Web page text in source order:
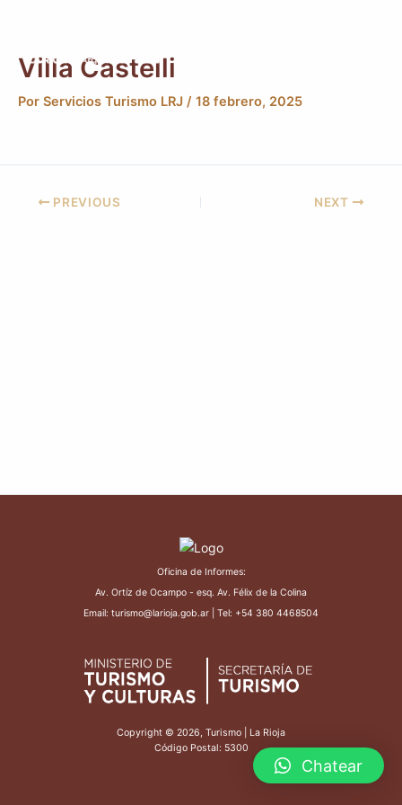
contenido
Villa Castelli
Por Servicios Turismo LRJ / 18 febrero, 2025
PREVIOUS NEXT
Oficina de Informes:
Av. Ortíz de Ocampo - esq. Av. Félix de la Colina
Email: turismo@larioja.gob.ar | Tel: +54 380 4468504
Copyright © 2026, Turismo | La Rioja
Código Postal: 5300
Chatear